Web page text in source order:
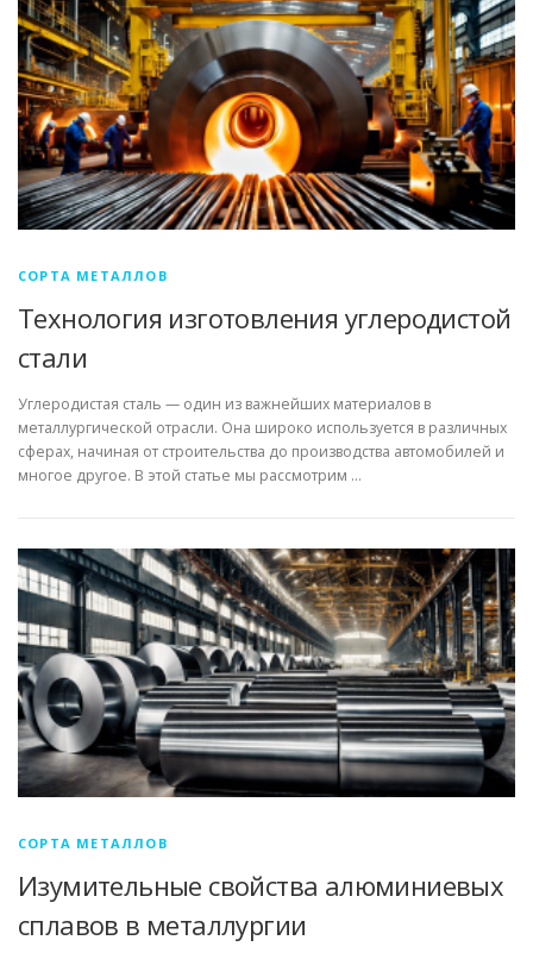
СОРТА МЕТАЛЛОВ
Технология изготовления углеродистой
стали
Углеродистая сталь — один из важнейших материалов в
металлургической отрасли. Она широко используется в различных
сферах, начиная от строительства до производства автомобилей и
многое другое. В этой статье мы рассмотрим …
СОРТА МЕТАЛЛОВ
Изумительные свойства алюминиевых
сплавов в металлургии